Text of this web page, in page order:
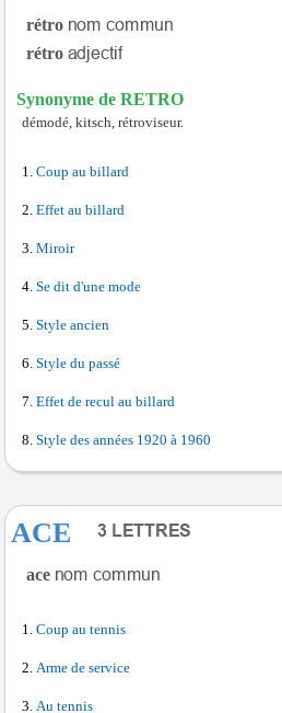
rétro
rétro
Synonyme de RETRO
démodé, kitsch, rétroviseur.
Coup au billard
Effet au billard
Miroir
Se dit d'une mode
Style ancien
Style du passé
Effet de recul au billard
Style des années 1920 à 1960
ACE
ace
Coup au tennis
Arme de service
Au tennis